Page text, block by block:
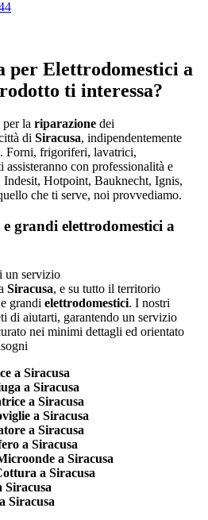
per Elettrodomestici a
ti interessa?
per la riparazione dei
di Siracusa, indipendentemente
Forni, frigoriferi, lavatrici,
con professionalità e
Hotpoint, Bauknecht, Ignis,
che ti serve, noi provvediamo.
grandi elettrodomestici a
un servizio
Siracusa, e su tutto il territorio
grandi elettrodomestici. I nostri
di aiutarti, garantendo un servizio
nei minimi dettagli ed orientato
a Siracusa
a Siracusa
a Siracusa
a Siracusa
a Siracusa
a Siracusa
a Siracusa
a Siracusa
Siracusa
Siracusa